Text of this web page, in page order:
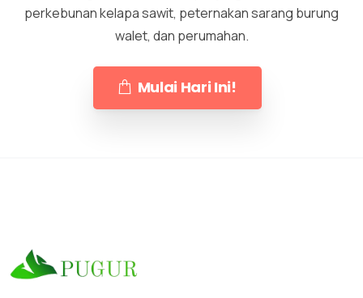
perkebunan kelapa sawit, peternakan sarang burung
walet, dan perumahan.
Mulai Hari Ini!